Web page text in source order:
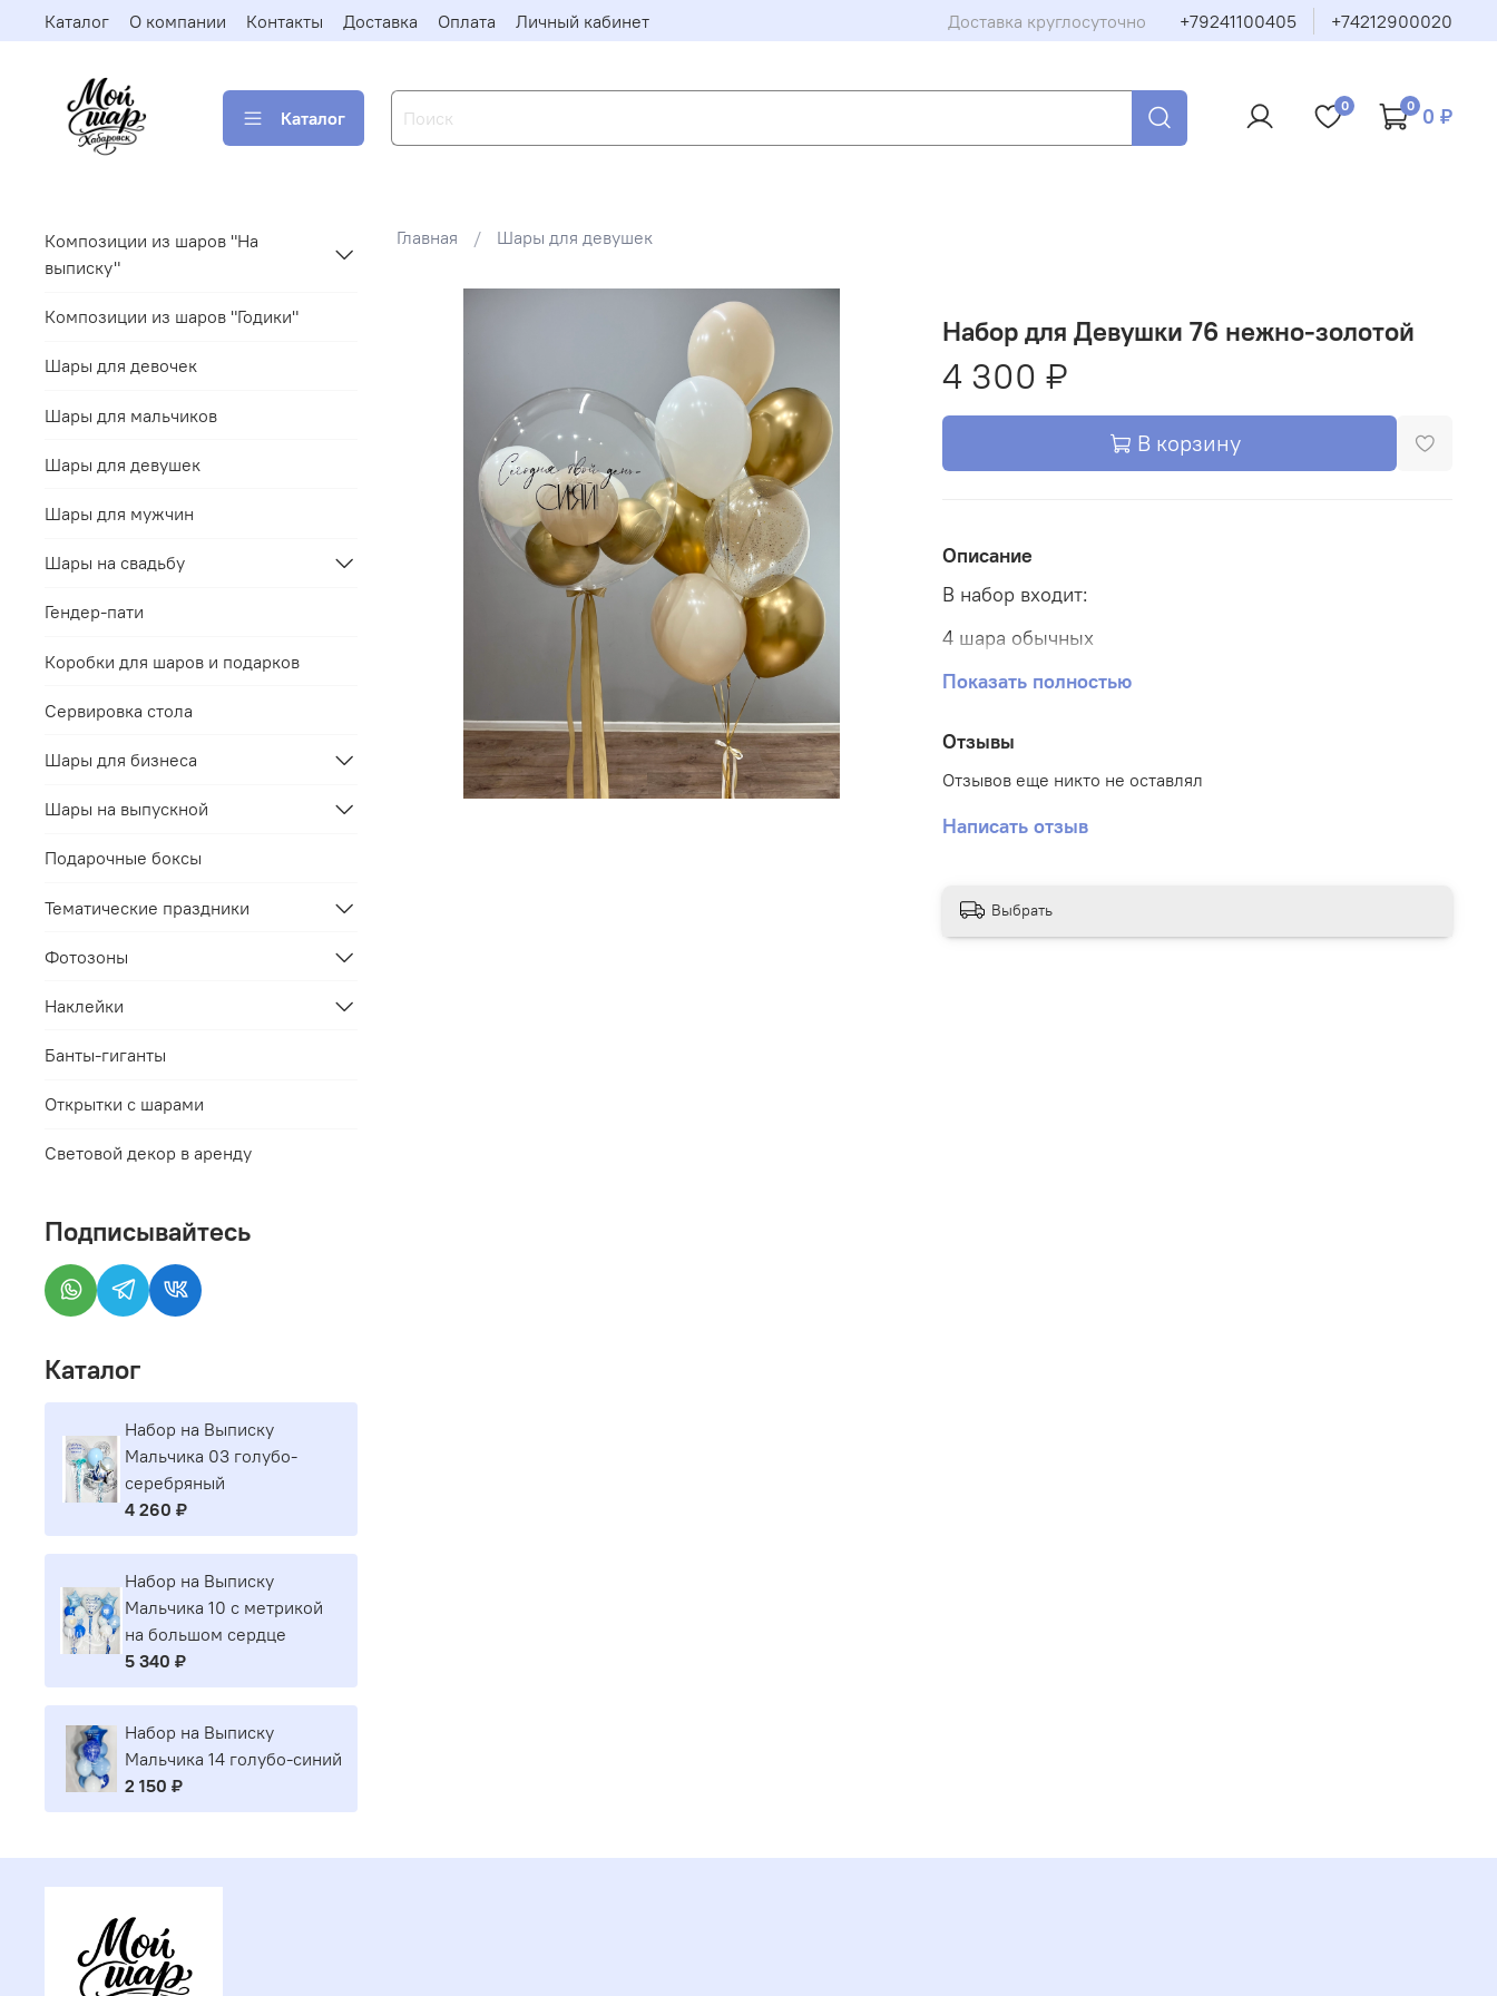
Каталог О компании Контакты Доставка Оплата Личный кабинет Доставка круглосуточно +79241100405 +74212900020
Каталог
0 0 0 ₽
Главная Шары для девушек
Набор для Девушки 76 нежно-золотой
4 300 ₽
В корзину
Описание
В набор входит:
4 шара обычных
4 шара хром
Показать полностью
Отзывы
Отзывов еще никто не оставлял
Написать отзыв
Выбрать
Композиции из шаров "На
выписку"
Композиции из шаров "Годики"
Шары для девочек
Шары для мальчиков
Шары для девушек
Шары для мужчин
Шары на свадьбу
Гендер-пати
Коробки для шаров и подарков
Сервировка стола
Шары для бизнеса
Шары на выпускной
Подарочные боксы
Тематические праздники
Фотозоны
Наклейки
Банты-гиганты
Открытки с шарами
Световой декор в аренду
Подписывайтесь
Каталог
Набор на Выписку
Мальчика 03 голубо-
серебряный
4 260 ₽
Набор на Выписку
Мальчика 10 с метрикой
на большом сердце
5 340 ₽
Набор на Выписку
Мальчика 14 голубо-синий
2 150 ₽